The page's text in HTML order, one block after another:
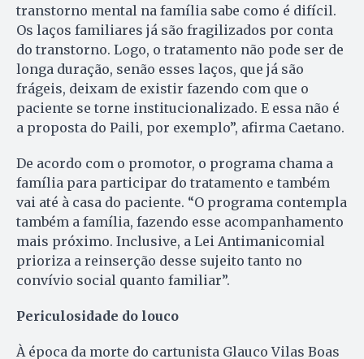
transtorno mental na família sabe como é difícil.
Os laços familiares já são fragilizados por conta
do transtorno. Logo, o tratamento não pode ser de
longa duração, senão esses laços, que já são
frágeis, deixam de existir fazendo com que o
paciente se torne institucionalizado. E essa não é
a proposta do Paili, por exemplo”, afirma Caetano.
De acordo com o promotor, o programa chama a
família para participar do tratamento e também
vai até à casa do paciente. “O programa contempla
também a família, fazendo esse acompanhamento
mais próximo. Inclusive, a Lei Antimanicomial
prioriza a reinserção desse sujeito tanto no
convívio social quanto familiar”.
Periculosidade do louco
À época da morte do cartunista Glauco Vilas Boas